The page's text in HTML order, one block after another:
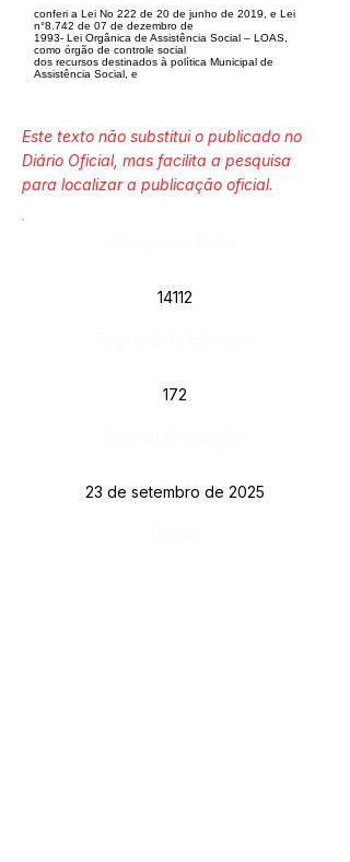
conferi a Lei No 222 de 20 de junho de 2019, e Lei
n°8.742 de 07 de dezembro de
1993- Lei Orgânica de Assistência Social – LOAS,
como órgão de controle social
dos recursos destinados à política Municipal de
Assistência Social, e
Este texto não substitui o publicado no
Diário Oficial, mas facilita a pesquisa
para localizar a publicação oficial.
14112
172
23 de setembro de 2025